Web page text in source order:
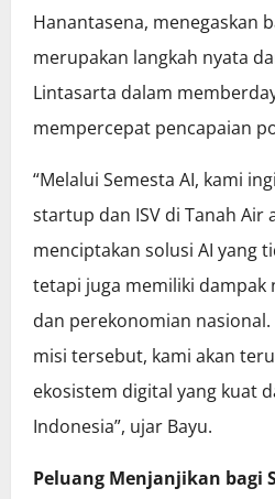
Hanantasena, menegaskan
merupakan langkah nyata
Lintasarta dalam
mempercepat pencapaian
“Melalui Semesta AI, kami
startup dan ISV di Tanah Air
menciptakan solusi AI yang
tetapi juga memiliki dampak
dan perekonomian
misi tersebut, kami akan
ekosistem digital yang kuat
Indonesia”, ujar Bayu.
Peluang Menjanjikan bagi